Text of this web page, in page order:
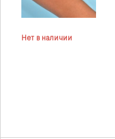
Нет в наличии